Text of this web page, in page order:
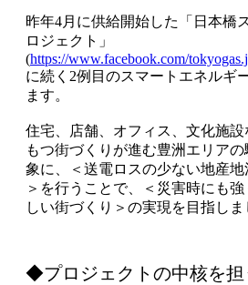
昨年4月に供給開始した「日本橋
ロジェクト」
(https://www.facebook.com/
に続く2例目のスマートエネルギ
ます。
住宅、店舗、オフィス、文化施
もつ街づくりが進む豊洲エリア
象に、＜送電ロスの少ない地産
＞を行うことで、＜災害時にも
しい街づくり＞の実現を目指しま
◆プロジェクトの中核を